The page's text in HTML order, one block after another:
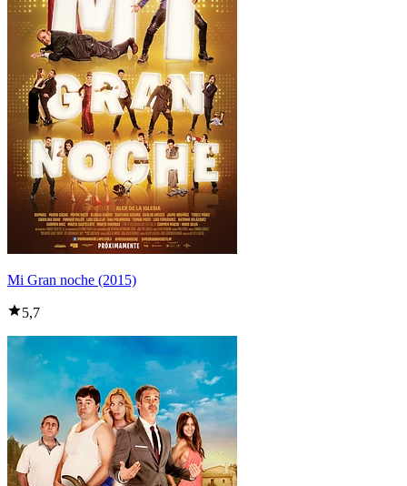
Mi Gran noche (2015)
5,7